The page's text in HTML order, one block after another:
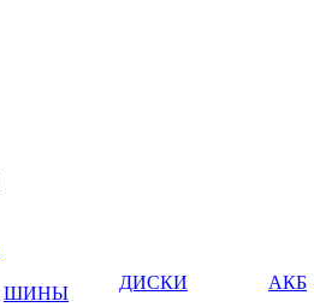
ШИНЫ
ДИСКИ
АКБ